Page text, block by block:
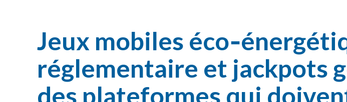
Jeux mobiles
réglementaire et jackpots
des plateformes qui